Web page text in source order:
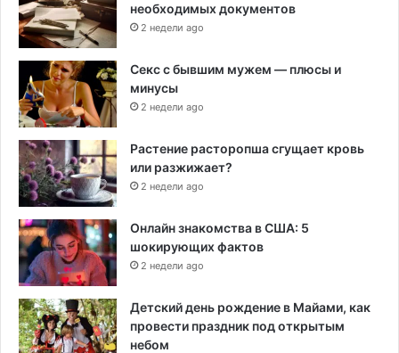
необходимых документов
2 недели ago
Секс с бывшим мужем — плюсы и
минусы
2 недели ago
Растение расторопша сгущает кровь
или разжижает?
2 недели ago
Онлайн знакомства в США: 5
шокирующих фактов
2 недели ago
Детский день рождение в Майами, как
провести праздник под открытым
небом